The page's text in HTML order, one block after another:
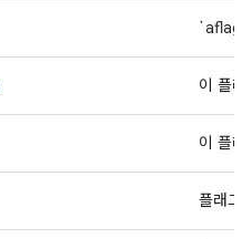
`aflags
이 플
이 플
플래그